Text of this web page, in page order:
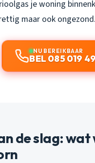
je woning
maar ook ongezond.
NU BEREIKBAAR
BEL 085 019
de slag: wat